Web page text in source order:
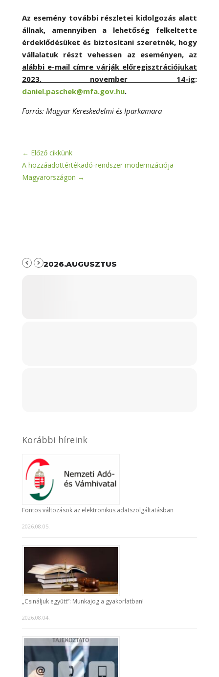
Az esemény további részletei kidolgozás alatt
állnak, amennyiben a lehetőség felkeltette
érdeklődésüket és biztosítani szeretnék, hogy
vállalatuk részt vehessen az eseményen, az
alábbi e-mail címre várják előregisztrációjukat
2023. november 14-ig:
daniel.paschek@mfa.gov.hu.
Forrás: Magyar Kereskedelmi és Iparkamara
← Előző cikkünk
A hozzáadottértékadó-rendszer modernizációja
Magyarországon →
2026.AUGUSZTUS
Korábbi híreink
Fontos változások az elektronikus adatszolgáltatásban
2026.08.05.
„Csináljuk együtt”: Munkajog a gyakorlatban!
2026.08.04.